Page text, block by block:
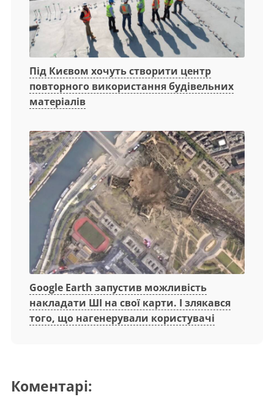
Під Києвом хочуть створити центр
повторного використання будівельних
матеріалів
Google Earth запустив можливість
накладати ШІ на свої карти. І злякався
того, що нагенерували користувачі
Коментарі: